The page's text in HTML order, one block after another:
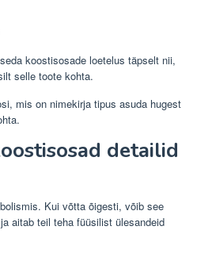
koostisosade loetelus täpselt nii,
selle toote kohta.
mis on nimekirja tipus asuda hugest
detailid
Kui võtta õigesti, võib see
aitab teil teha füüsilist ülesandeid